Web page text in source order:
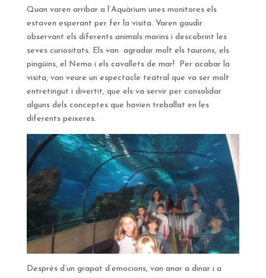
Quan varen arribar a l’Aquàrium unes monitores els
estaven esperant per fer la visita. Varen gaudir
observant els diferents animals marins i descobrint les
seves curiositats. Els van agradar molt els taurons, els
pingüins, el Nemo i els cavallets de mar! Per acabar la
visita, van veure un espectacle teatral que va ser molt
entretingut i divertit, que els va servir per consolidar
alguns dels conceptes que havien treballat en les
diferents peixeres.
Després d’un grapat d’emocions, van anar a dinar i a